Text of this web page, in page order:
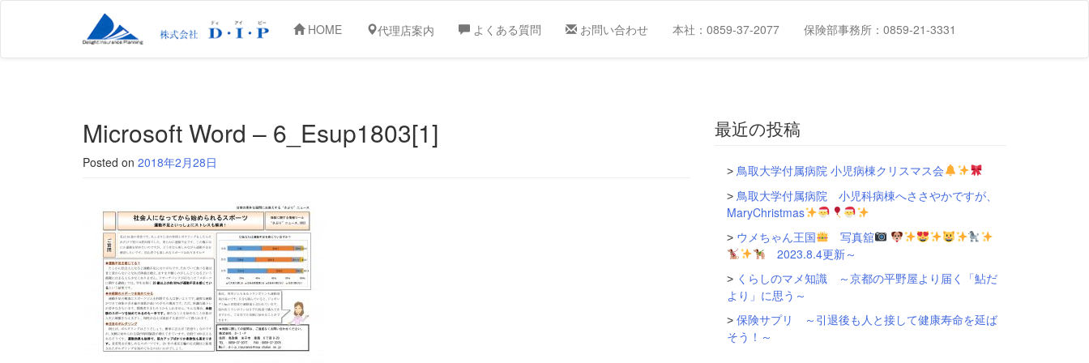
HOME 代理店案内 よくある質問 お問い合わせ 本社：0859-37-2077 保険部事務所：0859-21-3331
Microsoft Word – 6_Esup1803[1]
Posted on 2018年2月28日
最近の投稿
鳥取大学付属病院 小児病棟クリスマス会
鳥取大学付属病院 小児科病棟へささやかですが、
MaryChristmas
ウメちゃん王国
写真舘
2023.8.4更新～
くらしのマメ知識 ～京都の平野屋より届く「鮎だ
より」に思う～
保険サプリ ～引退後も人と接して健康寿命を延ば
そう！～